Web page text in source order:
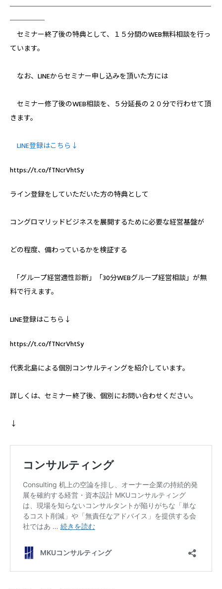
─────────────────────────────
─────
セミナー終了後の特典として、１５分間のWEB無料相談を行っ
ています。
なお、LINEからセミナー申し込みを頂いた方には
セミナー修了後のWEB相談を、５分延長の２０分で行わせて頂
きます。
LINE登録はこちら↓
https://t.co/fTNcrVhtSy
ライン登録をしていただいた方の特典として
コングロマリッドビジネスを展開するために必要な経営基盤が
どの程度、備わっているかを検証する
「グループ経営適性診断」「30分WEBグループ経営相談」が無
料で行えます。
LINE登録はこちら↓
https://t.co/fTNcrVhtSy
代表北島による個別コンサルティングを紹介しています。
詳しくは、セミナー終了後、個別にお問い合わせください。
↓